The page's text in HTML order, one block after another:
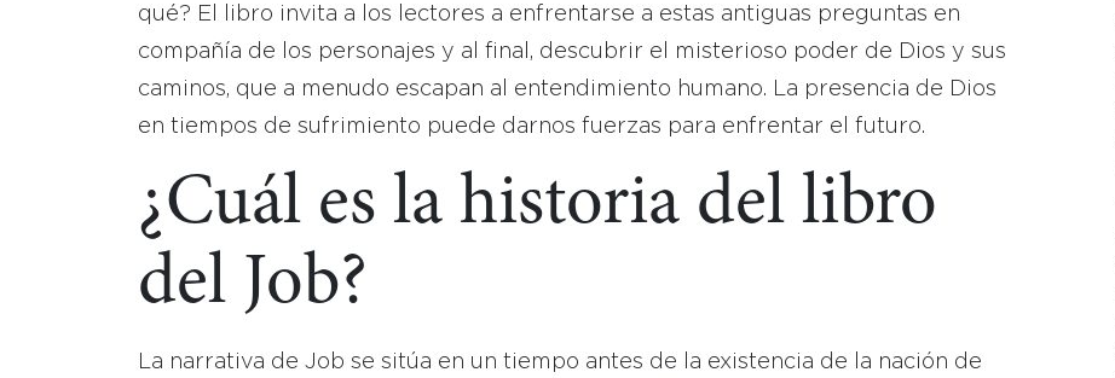
qué? El libro invita a los lectores a enfrentarse a estas antiguas preguntas en
compañía de los personajes y al final, descubrir el misterioso poder de Dios y sus
caminos, que a menudo escapan al entendimiento humano. La presencia de Dios
en tiempos de sufrimiento puede darnos fuerzas para enfrentar el futuro.
¿Cuál es la historia del libro
del Job?
La narrativa de Job se sitúa en un tiempo antes de la existencia de la nación de